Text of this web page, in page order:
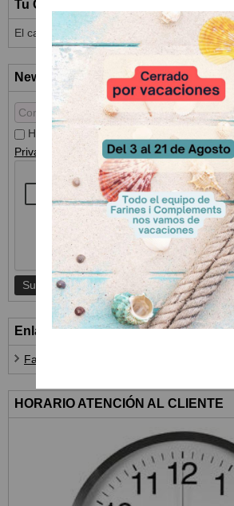
Tu Carrito (0)
El carrito de la compra está vacío
Newsletter
He leído y acepto el Tratamiento de datos
Privacidad
Enlaces
Farines i Complements
HORARIO ATENCIÓN AL CLIENTE